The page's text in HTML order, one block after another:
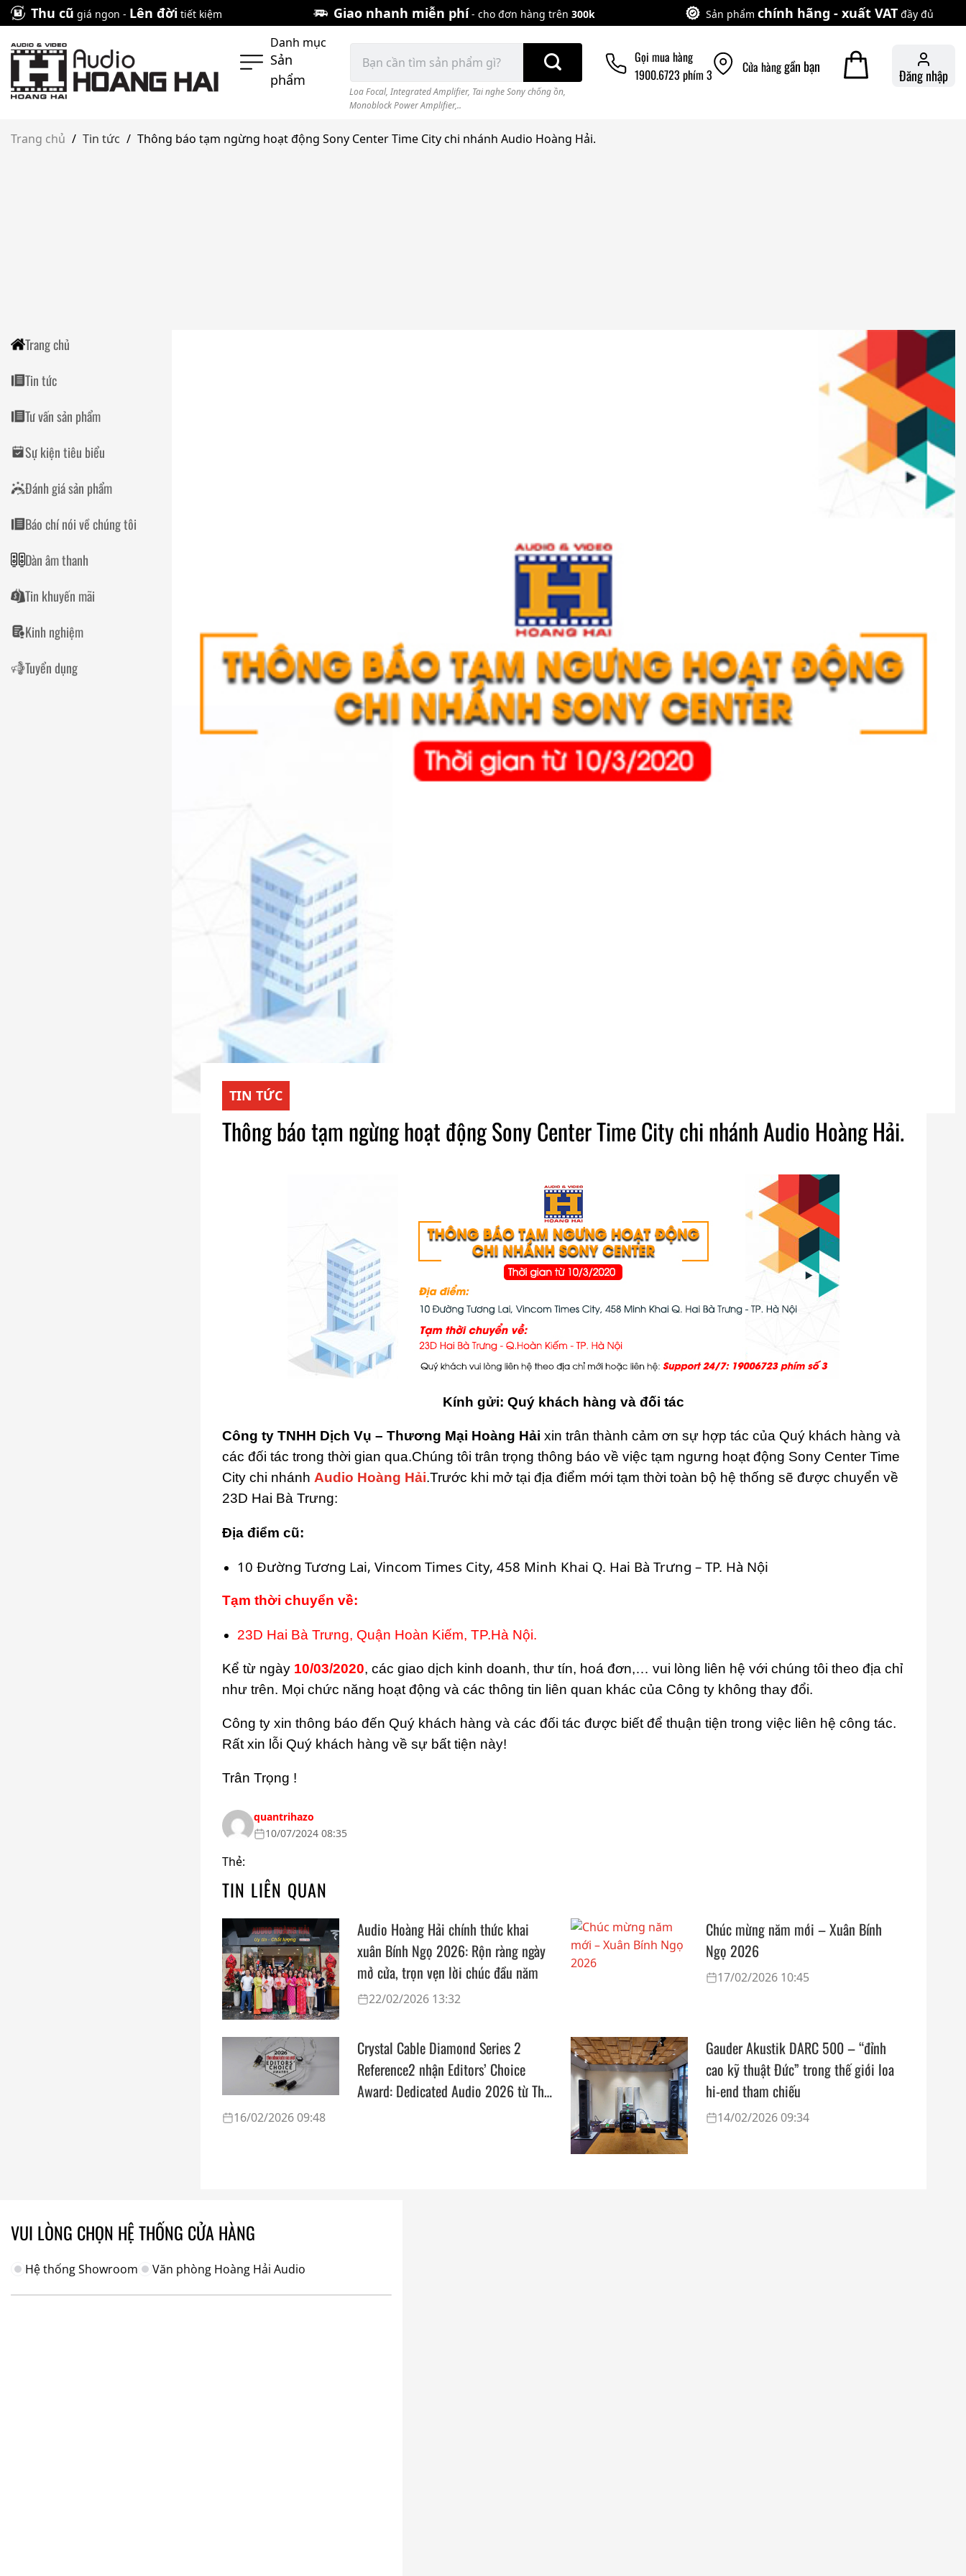
Skip
to
content
Thu cũ giá ngon - Lên đời tiết kiệm Giao nhanh miễn phí- cho đơn hàng trên 300k Sản phẩm chính hãng - xuất VAT đầy đủ
Danh mục
Sản
phẩm
kiếm:
Loa Focal, Integrated Amplifier, Tai nghe Sony chống ồn,
Monoblock Power Amplifier,..
Gọi mua hàng
1900.6723 phím 3
Cửa hànggần bạn Đăng nhập
Trang chủ / Tin tức / Thông báo tạm ngừng hoạt động Sony Center Time City chi nhánh Audio Hoàng Hải.
Trang chủ
Tin tức
Tư vấn sản phẩm
Sự kiện tiêu biểu
Đánh giá sản phẩm
Báo chí nói về chúng tôi
Dàn âm thanh
Tin khuyến mãi
Kinh nghiệm
Tuyển dụng
TIN TỨC
Thông báo tạm ngừng hoạt động Sony Center Time City chi nhánh Audio Hoàng Hải.
Kính gửi: Quý khách hàng và đối tác
Công ty TNHH Dịch Vụ – Thương Mại Hoàng Hải xin trân thành cảm ơn sự hợp tác của Quý khách hàng và
các đối tác trong thời gian qua.Chúng tôi trân trọng thông báo về việc tạm ngưng hoạt động Sony Center Time
City chi nhánh Audio Hoàng Hải.Trước khi mở tại địa điểm mới tạm thời toàn bộ hệ thống sẽ được chuyển về
23D Hai Bà Trưng:
Địa điểm cũ:
10 Đường Tương Lai, Vincom Times City, 458 Minh Khai Q. Hai Bà Trưng – TP. Hà Nội
Tạm thời chuyển về:
23D Hai Bà Trưng, Quận Hoàn Kiếm, TP.Hà Nội.
Kể từ ngày 10/03/2020, các giao dịch kinh doanh, thư tín, hoá đơn,… vui lòng liên hệ với chúng tôi theo địa chỉ
như trên. Mọi chức năng hoạt động và các thông tin liên quan khác của Công ty không thay đổi.
Công ty xin thông báo đến Quý khách hàng và các đối tác được biết để thuận tiện trong việc liên hệ công tác.
Rất xin lỗi Quý khách hàng về sự bất tiện này!
Trân Trọng !
quantrihazo
10/07/2024 08:35
Thẻ:
TIN LIÊN QUAN
Audio Hoàng Hải chính thức khai
xuân Bính Ngọ 2026: Rộn ràng ngày
mở cửa, trọn vẹn lời chúc đầu năm
22/02/2026 13:32
Chúc mừng năm mới – Xuân Bính
Ngọ 2026
17/02/2026 10:45
Crystal Cable Diamond Series 2
Reference2 nhận Editors’ Choice
Award: Dedicated Audio 2026 từ The
16/02/2026 09:48
Gauder Akustik DARC 500 – “đỉnh
cao kỹ thuật Đức” trong thế giới loa
hi-end tham chiếu
14/02/2026 09:34
VUI LÒNG CHỌN HỆ THỐNG CỬA HÀNG
Hệ thống Showroom Văn phòng Hoàng Hải Audio